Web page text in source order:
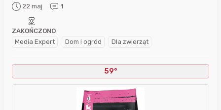
22 maj 1
Media Expert Dom i ogród Dla zwierząt
ZAKOŃCZONO
59°